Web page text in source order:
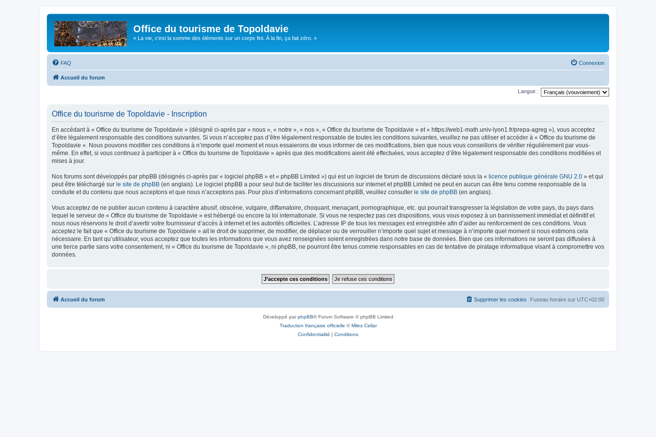
Office du tourisme de Topoldavie
« La vie, c'est la somme des éléments sur un corps fini. À la fin, ça fait zéro. »
FAQ Connexion
Accueil du forum
Langue :
Office du tourisme de Topoldavie - Inscription
En accédant à « Office du tourisme de Topoldavie » (désigné ci-après par « nous », « notre », « nos », « Office du tourisme de Topoldavie » et « https://web1-math.univ-lyon1.fr/prepa-agreg »), vous acceptez
d’être légalement responsable des conditions suivantes. Si vous n’acceptez pas d’être légalement responsable de toutes les conditions suivantes, veuillez ne pas utiliser et accéder à « Office du tourisme de
Topoldavie ». Nous pouvons modifier ces conditions à n’importe quel moment et nous essaierons de vous informer de ces modifications, bien que nous vous conseillons de vérifier régulièrement par vous-
même. En effet, si vous continuez à participer à « Office du tourisme de Topoldavie » après que des modifications aient été effectuées, vous acceptez d’être légalement responsable des conditions modifiées et
mises à jour.
Nos forums sont développés par phpBB (désignés ci-après par « logiciel phpBB » et « phpBB Limited ») qui est un logiciel de forum de discussions déclaré sous la « licence publique générale GNU 2.0 » et qui
peut être téléchargé sur le site de phpBB (en anglais). Le logiciel phpBB a pour seul but de faciliter les discussions sur internet et phpBB Limited ne peut en aucun cas être tenu comme responsable de la
conduite et du contenu que nous acceptons et que nous n’acceptons pas. Pour plus d’informations concernant phpBB, veuillez consulter le site de phpBB (en anglais).
Vous acceptez de ne publier aucun contenu à caractère abusif, obscène, vulgaire, diffamatoire, choquant, menaçant, pornographique, etc. qui pourrait transgresser la législation de votre pays, du pays dans
lequel le serveur de « Office du tourisme de Topoldavie » est hébergé ou encore la loi internationale. Si vous ne respectez pas ces dispositions, vous vous exposez à un bannissement immédiat et définitif et
nous nous réservons le droit d’avertir votre fournisseur d’accès à internet et les autorités officielles. L’adresse IP de tous les messages est enregistrée afin d’aider au renforcement de ces conditions. Vous
acceptez le fait que « Office du tourisme de Topoldavie » ait le droit de supprimer, de modifier, de déplacer ou de verrouiller n’importe quel sujet et message à n’importe quel moment si nous estimons cela
nécessaire. En tant qu’utilisateur, vous acceptez que toutes les informations que vous avez renseignées soient enregistrées dans notre base de données. Bien que ces informations ne seront pas diffusées à
une tierce partie sans votre consentement, ni « Office du tourisme de Topoldavie », ni phpBB, ne pourront être tenus comme responsables en cas de tentative de piratage informatique visant à compromettre vos
données.
Accueil du forum Fuseau horaire sur UTC+02:00
Supprimer les cookies
Développé parphpBB® Forum Software © phpBB Limited
Traduction française officielle ©Miles Cellar
Confidentialité | Conditions